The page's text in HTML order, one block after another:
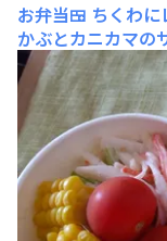
お弁当🍱 ちくわ
かぶとカニカマの